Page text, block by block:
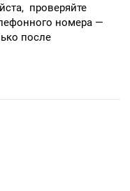
проверяйте
номера —
после